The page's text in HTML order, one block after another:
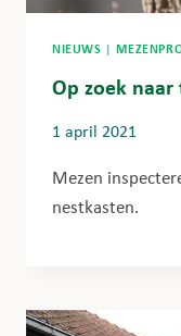
NIEUWS |
Op zoek
1 april 2021
Mezen
nestkasten.